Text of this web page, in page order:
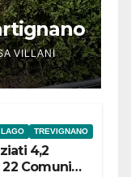
VILLANI
LAGO TREVIGNANO
4,2
Comuni